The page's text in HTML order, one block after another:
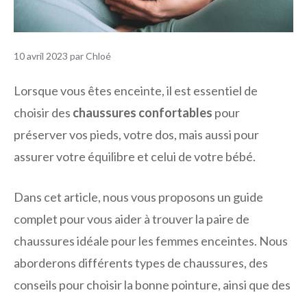
10 avril 2023 parChloé
Lorsque vous êtes enceinte, il est essentiel de
choisir des chaussures confortables pour
préserver vos pieds, votre dos, mais aussi pour
assurer votre équilibre et celui de votre bébé.
Dans cet article, nous vous proposons un guide
complet pour vous aider à trouver la paire de
chaussures idéale pour les femmes enceintes. Nous
aborderons différents types de chaussures, des
conseils pour choisir la bonne pointure, ainsi que des